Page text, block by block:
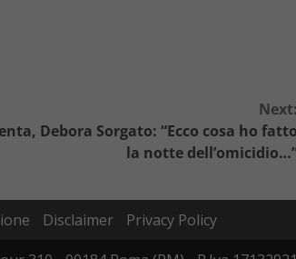
Next:
Debora Sorgato: “Ecco cosa ho fatto
la notte
Disclaimer
Privacy Policy